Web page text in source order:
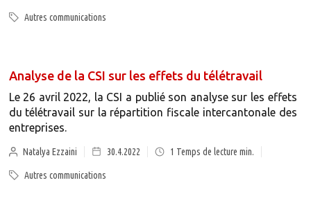
Autres communications
Analyse de la CSI sur les effets du télétravail
Le 26 avril 2022, la CSI a publié son analyse sur les effets
du télétravail sur la répartition fiscale intercantonale des
entreprises.
Natalya Ezzaini 30.4.2022 1 Temps de lecture min.
Autres communications